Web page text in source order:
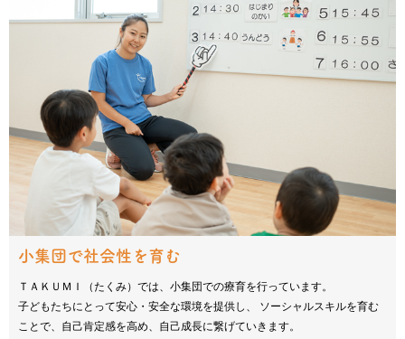
小集団で社会性を育む
ＴＡＫＵＭＩ（たくみ）では、小集団での療育を行っています。
子どもたちにとって安心・安全な環境を提供し、
ソーシャルスキルを育む
ことで、自己肯定感を高め、自己成長に繋げていきます。